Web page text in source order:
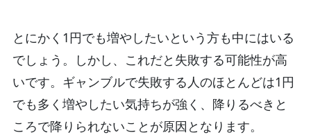
とにかく1円でも増やしたいという方も中にはいる
でしょう。しかし、これだと失敗する可能性が高
いです。ギャンブルで失敗する人のほとんどは1円
でも多く増やしたい気持ちが強く、降りるべきと
ころで降りられないことが原因となります。